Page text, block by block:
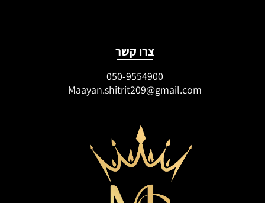
צרו קשר
050-9554900
Maayan.shitrit209@gmail.com